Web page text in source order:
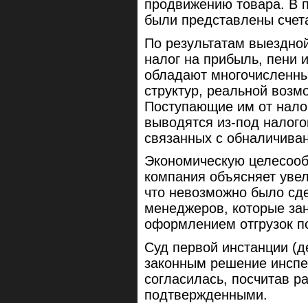
продвижению товара. В
были представлены
По результатам
налог на прибыль, пени
обладают
структур, реальной
Поступающие им от
выводятся из-под
связанных с
Экономическую
компания объясняет
что невозможно было
менеджеров, которые
оформлением отгрузок
Суд первой инстанции
законным решение
согласилась, посчитав
подтвержденными.